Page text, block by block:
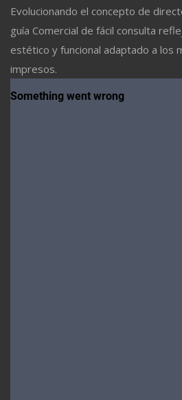
Evolucionando el concepto de
guía Comercial de fácil consulta
estético y funcional adaptado a los
impresos.